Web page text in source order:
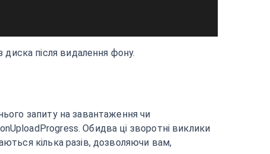
після видалення фону.
запиту на завантаження чи
Обидва ці зворотні виклики
кілька разів, дозволяючи вам,